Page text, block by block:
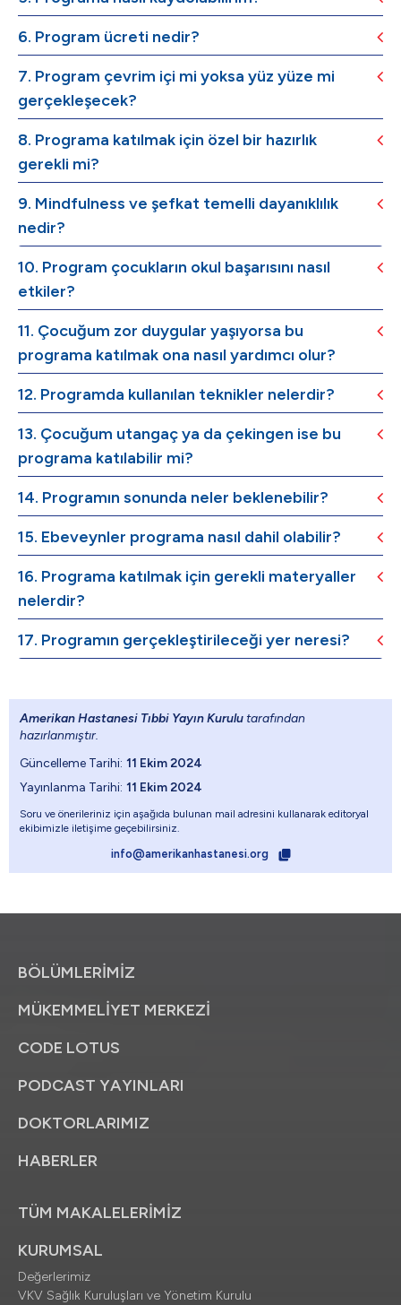
6. Program ücreti nedir?
7. Program çevrim içi mi yoksa yüz yüze mi
gerçekleşecek?
8. Programa katılmak için özel bir hazırlık
gerekli mi?
9. Mindfulness ve şefkat temelli dayanıklılık
nedir?
10. Program çocukların okul başarısını nasıl
etkiler?
11. Çocuğum zor duygular yaşıyorsa bu
programa katılmak ona nasıl yardımcı olur?
12. Programda kullanılan teknikler nelerdir?
13. Çocuğum utangaç ya da çekingen ise bu
programa katılabilir mi?
14. Programın sonunda neler beklenebilir?
15. Ebeveynler programa nasıl dahil olabilir?
16. Programa katılmak için gerekli materyaller
nelerdir?
17. Programın gerçekleştirileceği yer neresi?
Amerikan Hastanesi Tıbbi Yayın Kurulu tarafından
hazırlanmıştır.
Güncelleme Tarihi: 11 Ekim 2024
Yayınlanma Tarihi: 11 Ekim 2024
Soru ve önerileriniz için aşağıda bulunan mail adresini kullanarak editoryal
ekibimizle iletişime geçebilirsiniz.
info@amerikanhastanesi.org
BÖLÜMLERİMİZ
MÜKEMMELİYET MERKEZİ
CODE LOTUS
PODCAST YAYINLARI
DOKTORLARIMIZ
HABERLER
TÜM MAKALELERİMİZ
KURUMSAL
Değerlerimiz
VKV Sağlık Kuruluşları ve Yönetim Kurulu